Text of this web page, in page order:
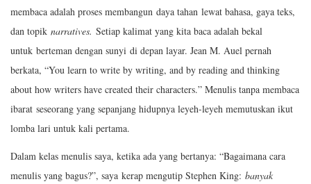
membaca adalah proses membangun daya tahan lewat bahasa, gaya teks,
dan topik narratives. Setiap kalimat yang kita baca adalah bekal
untuk berteman dengan sunyi di depan layar. Jean M. Auel pernah
berkata, “You learn to write by writing, and by reading and thinking
about how writers have created their characters.” Menulis tanpa membaca
ibarat seseorang yang sepanjang hidupnya leyeh-leyeh memutuskan ikut
lomba lari untuk kali pertama.
Dalam kelas menulis saya, ketika ada yang bertanya: “Bagaimana cara
menulis yang bagus?”, saya kerap mengutip Stephen King: banyak